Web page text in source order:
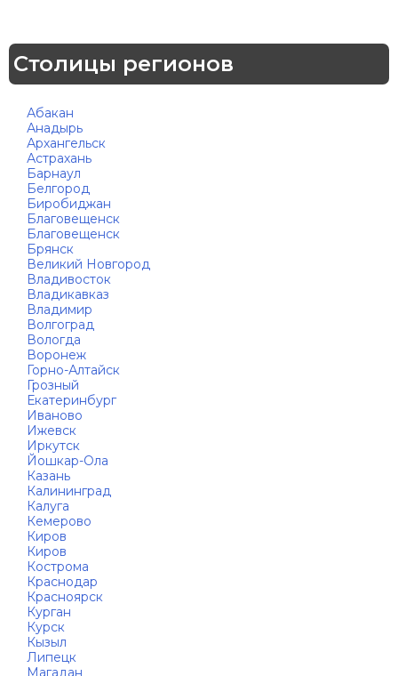
Столицы регионов
Абакан
Анадырь
Архангельск
Астрахань
Барнаул
Белгород
Биробиджан
Благовещенск
Благовещенск
Брянск
Великий Новгород
Владивосток
Владикавказ
Владимир
Волгоград
Вологда
Воронеж
Горно-Алтайск
Грозный
Екатеринбург
Иваново
Ижевск
Иркутск
Йошкар-Ола
Казань
Калининград
Калуга
Кемерово
Киров
Киров
Кострома
Краснодар
Красноярск
Курган
Курск
Кызыл
Липецк
Магадан